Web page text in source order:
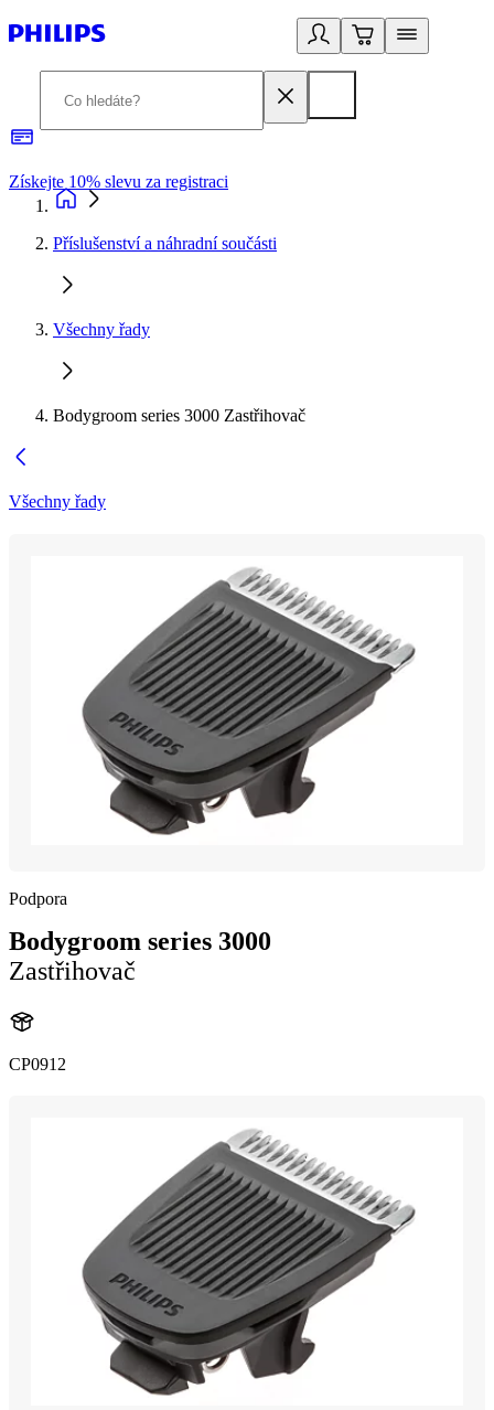
Získejte 10% slevu za registraci
Příslušenství a náhradní součásti
Všechny řady
Bodygroom series 3000 Zastřihovač
Všechny řady
Podpora
Bodygroom series 3000
Zastřihovač
CP0912